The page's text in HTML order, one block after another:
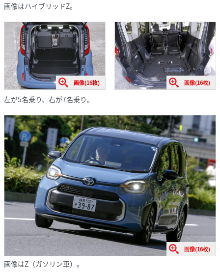
画像はハイブリッドZ。
画像(16枚) 画像(16枚)
左が5名乗り、右が7名乗り。
画像(16枚)
画像はZ（ガソリン車）。